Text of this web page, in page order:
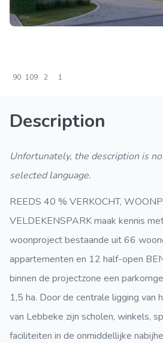
90 109 2 1
Description
Unfortunately, the description is
selected language.
REEDS 40 % VERKOCHT,
VELDEKENSPARK maak kennis
woonproject bestaande uit 66
appartementen en 12 half-open
binnen de projectzone een
1,5 ha. Door de centrale ligging van
van Lebbeke zijn scholen, winkels,
faciliteiten in de onmiddellijke